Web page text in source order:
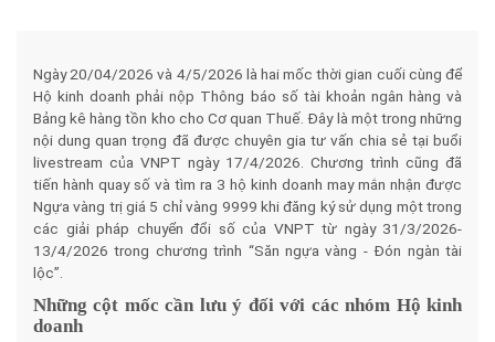
Ngày 20/04/2026 và 4/5/2026 là hai mốc thời gian cuối cùng để
Hộ kinh doanh phải nộp Thông báo số tài khoản ngân hàng và
Bảng kê hàng tồn kho cho Cơ quan Thuế. Đây là một trong những
nội dung quan trọng đã được chuyên gia tư vấn chia sẻ tại buổi
livestream của VNPT ngày 17/4/2026. Chương trình cũng đã
tiến hành quay số và tìm ra 3 hộ kinh doanh may mắn nhận được
Ngựa vàng trị giá 5 chỉ vàng 9999 khi đăng ký sử dụng một trong
các giải pháp chuyển đổi số của VNPT từ ngày 31/3/2026-
13/4/2026 trong chương trình “Săn ngựa vàng - Đón ngàn tài
lộc”.
Những cột mốc cần lưu ý đối với các nhóm Hộ kinh
doanh